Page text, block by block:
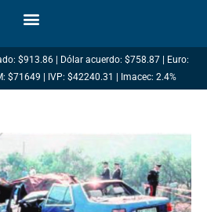
$913.86 | Dólar acuerdo: $758.87 | Euro:
$71649 | IVP: $42240.31 | Imacec: 2.4%